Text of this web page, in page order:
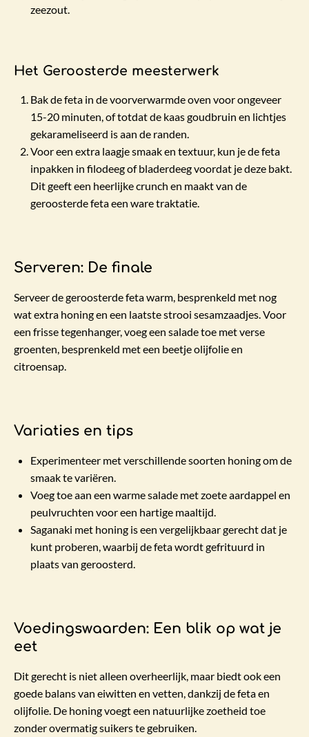
zeezout.
Het Geroosterde meesterwerk
Bak de feta in de voorverwarmde oven voor ongeveer
15-20 minuten, of totdat de kaas goudbruin en lichtjes
gekarameliseerd is aan de randen.
Voor een extra laagje smaak en textuur, kun je de feta
inpakken in filodeeg of bladerdeeg voordat je deze bakt.
Dit geeft een heerlijke crunch en maakt van de
geroosterde feta een ware traktatie.
Serveren: De finale
Serveer de geroosterde feta warm, besprenkeld met nog
wat extra honing en een laatste strooi sesamzaadjes. Voor
een frisse tegenhanger, voeg een salade toe met verse
groenten, besprenkeld met een beetje olijfolie en
citroensap.
Variaties en tips
Experimenteer met verschillende soorten honing om de
smaak te variëren.
Voeg toe aan een warme salade met zoete aardappel en
peulvruchten voor een hartige maaltijd.
Saganaki met honing is een vergelijkbaar gerecht dat je
kunt proberen, waarbij de feta wordt gefrituurd in
plaats van geroosterd.
Voedingswaarden: Een blik op wat je
eet
Dit gerecht is niet alleen overheerlijk, maar biedt ook een
goede balans van eiwitten en vetten, dankzij de feta en
olijfolie. De honing voegt een natuurlijke zoetheid toe
zonder overmatig suikers te gebruiken.